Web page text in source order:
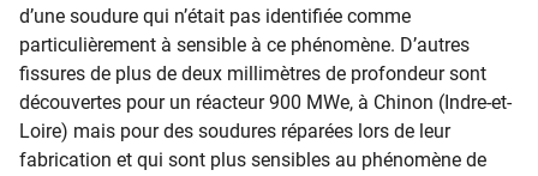
d’une soudure qui n’était pas identifiée comme
particulièrement à sensible à ce phénomène. D’autres
fissures de plus de deux millimètres de profondeur sont
découvertes pour un réacteur 900 MWe, à Chinon (Indre-et-
Loire) mais pour des soudures réparées lors de leur
fabrication et qui sont plus sensibles au phénomène de